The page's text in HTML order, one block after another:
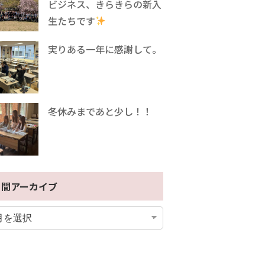
ビジネス、きらきらの新入
生たちです
実りある一年に感謝して。
冬休みまであと少し！！
アーカイブ